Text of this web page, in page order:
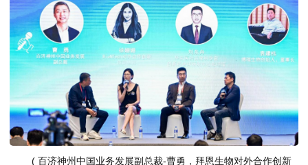
( 百济神州中国业务发展副总裁-曹勇，拜恩生物对外合作创新